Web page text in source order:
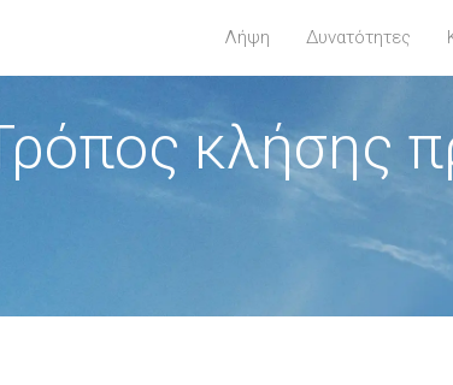
Λήψη Δυνατότητες
κλήσης